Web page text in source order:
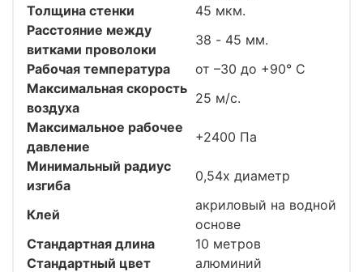
Толщина стенки
45 мкм.
Расстояние между
витками проволоки
38 - 45 мм.
Рабочая температура
от –30 до +90° С
Максимальная скорость
воздуха
25 м/с.
Максимальное рабочее
давление
+2400 Па
Минимальный радиус
изгиба
0,54x диаметр
Клей
акриловый на водной
основе
Стандартная длина
10 метров
Стандартный цвет
алюминий